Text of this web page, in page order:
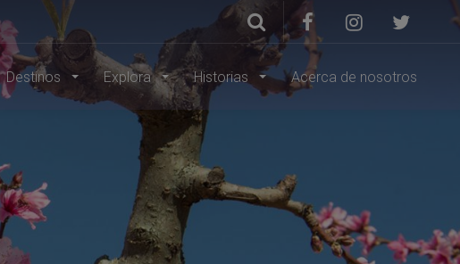
Destinos Explora Historias Acerca de nosotros